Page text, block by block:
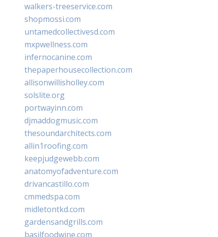
walkers-treeservice.com
shopmossi.com
untamedcollectivesd.com
mxpwellness.com
infernocanine.com
thepaperhousecollection.com
allisonwillisholley.com
solslite.org
portwayinn.com
djmaddogmusic.com
thesoundarchitects.com
allin1roofing.com
keepjudgewebb.com
anatomyofadventure.com
drivancastillo.com
cmmedspa.com
midletontkd.com
gardensandgrills.com
basilfoodwine.com